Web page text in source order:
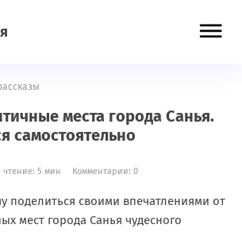
места города Санья.
самостоятельно
5 мин Комментарии: 0
поделиться своими впечатлениями от
мест города Санья чудесного